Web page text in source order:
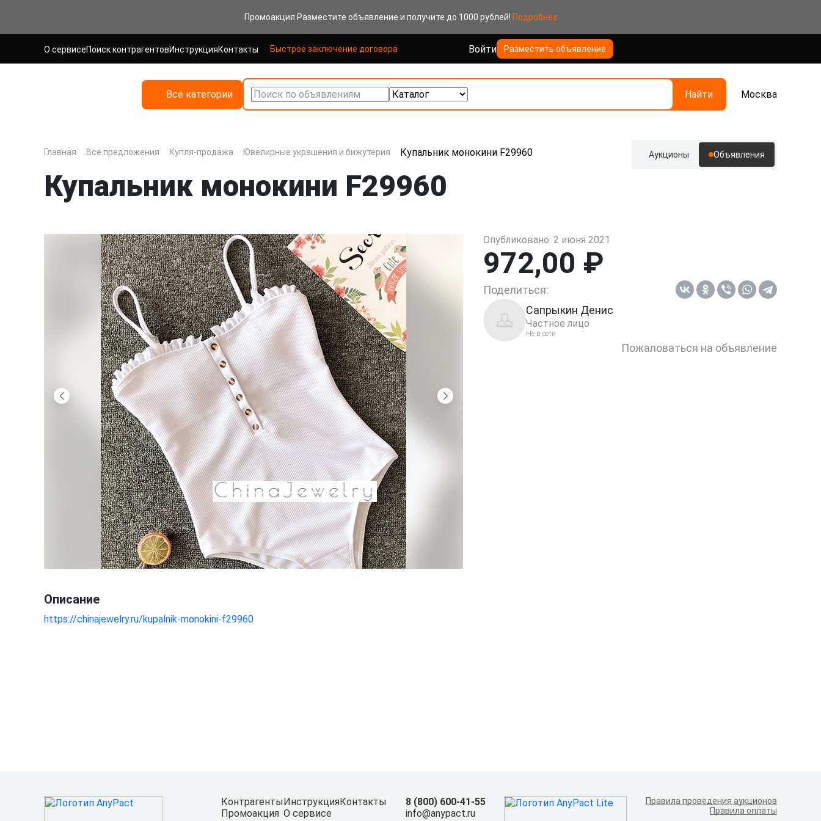
Промоакция Разместите объявление и получите до 1000 рублей! Подробнее
О сервисеПоиск контрагентовИнструкцияКонтакты Быстрое заключение договора Войти Разместить объявление
Все категории Поиск по объявлениям Найти Москва
Главная Все предложения Купля-продажа Ювелирные украшения и бижутерия Купальник монокини F29960 Аукционы Объявления
Купальник монокини F29960
Опубликовано: 2 июня 2021
972,00 ₽
Поделиться:
Сапрыкин Денис
Частное лицо
Не в сети
Пожаловаться на объявление
Описание
https://chinajewelry.ru/kupalnik-monokini-f29960
Контрагенты
Промоакция
Инструкция
О сервисе
Контакты
8 (800) 600-41-55
info@anypact.ru
Правила проведения аукционов
Правила оплаты